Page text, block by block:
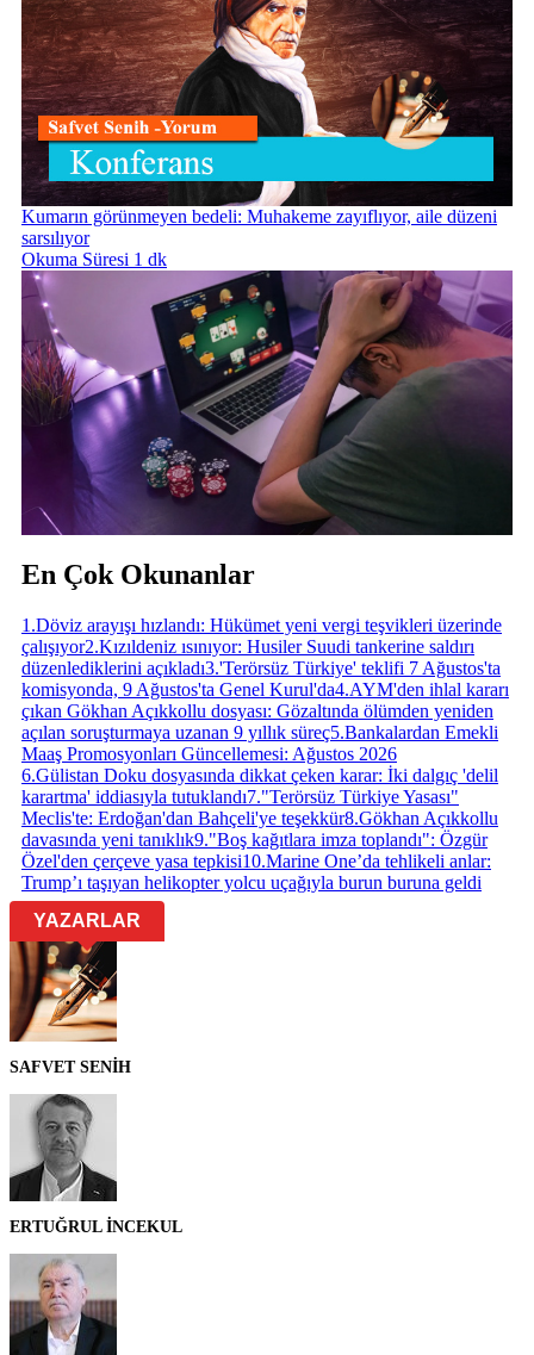
Kumarın görünmeyen bedeli: Muhakeme zayıflıyor, aile düzeni
sarsılıyor
Okuma Süresi 1 dk
En Çok Okunanlar
1 .Döviz arayışı hızlandı: Hükümet yeni vergi teşvikleri üzerinde
çalışıyor2.Kızıldeniz ısınıyor: Husiler Suudi tankerine saldırı
düzenlediklerini açıkladı3.'Terörsüz Türkiye' teklifi 7 Ağustos'ta
komisyonda, 9 Ağustos'ta Genel Kurul'da4.AYM'den ihlal kararı
çıkan Gökhan Açıkkollu dosyası: Gözaltında ölümden yeniden
açılan soruşturmaya uzanan 9 yıllık süreç5.Bankalardan Emekli
Maaş Promosyonları Güncellemesi: Ağustos 2026
6.Gülistan Doku dosyasında dikkat çeken karar: İki dalgıç 'delil
karartma' iddiasıyla tutuklandı7."Terörsüz Türkiye Yasası"
Meclis'te: Erdoğan'dan Bahçeli'ye teşekkür8.Gökhan Açıkkollu
davasında yeni tanıklık9."Boş kağıtlara imza toplandı": Özgür
Özel'den çerçeve yasa tepkisi10.Marine One’da tehlikeli anlar:
Trump’ı taşıyan helikopter yolcu uçağıyla burun buruna geldi
YAZARLAR
SAFVET SENİH
ERTUĞRUL İNCEKUL